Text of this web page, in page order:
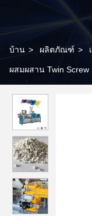
บ้าน > ผลิตภัณฑ์ >
ผสมผสาน Twin Screw